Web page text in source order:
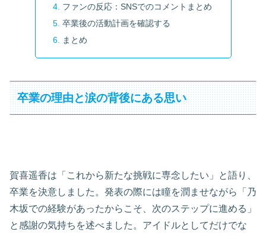
ファンの反応：SNSでのコメントまとめ
卒業後の活動計画を確認する
まとめ
卒業の理由と涙の背後にある思い
賀喜遥香は「これから新たな挑戦に専念したい」と語り、
卒業を決意しました。発表の際には瞳を潤ませながら「乃
木坂での経験があったからこそ、次のステップに進める」
と感謝の気持ちを述べました。アイドルとしてだけでな